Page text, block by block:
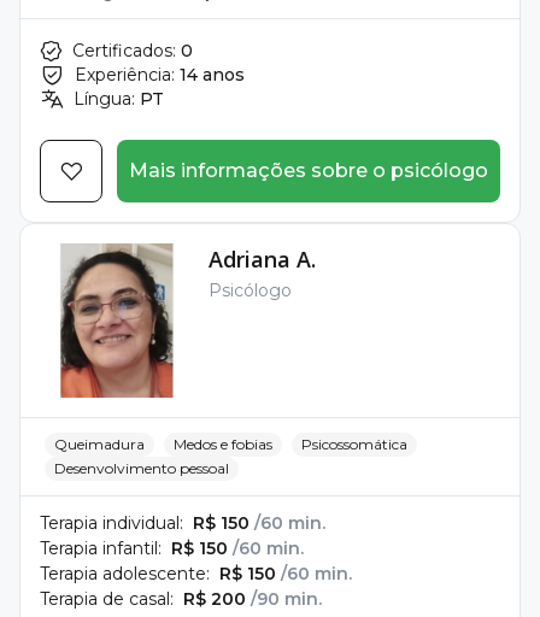
Certificados: 0
Experiência: 14 anos
Língua: PT
Mais informações sobre o psicólogo
Adriana A.
Psicólogo
Queimadura Medos e fobias
Psicossomática
Desenvolvimento pessoal
Terapia individual: R$ 150 /60 min.
Terapia infantil: R$ 150 /60 min.
Terapia adolescente: R$ 150 /60 min.
Terapia de casal: R$ 200 /90 min.